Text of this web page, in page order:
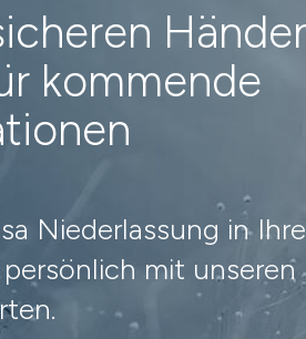
kommende
Niederlassung in
mit unseren